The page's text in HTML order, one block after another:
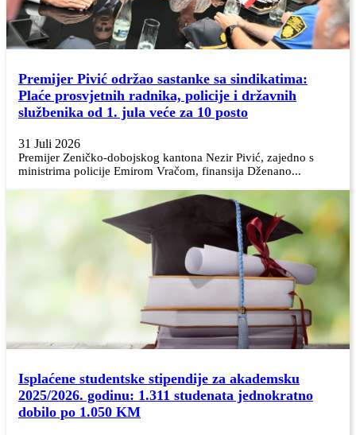
Premijer Pivić održao sastanke sa sindikatima:
Plaće prosvjetnih radnika, policije i državnih
službenika od 1. jula veće za 10 posto
31 Juli 2026
Premijer Zeničko-dobojskog kantona Nezir Pivić, zajedno s
ministrima policije Emirom Vračom, finansija Dženano...
Isplaćene studentske stipendije za akademsku
2025/2026. godinu: 1.311 studenata jednokratno
dobilo po 1.050 KM